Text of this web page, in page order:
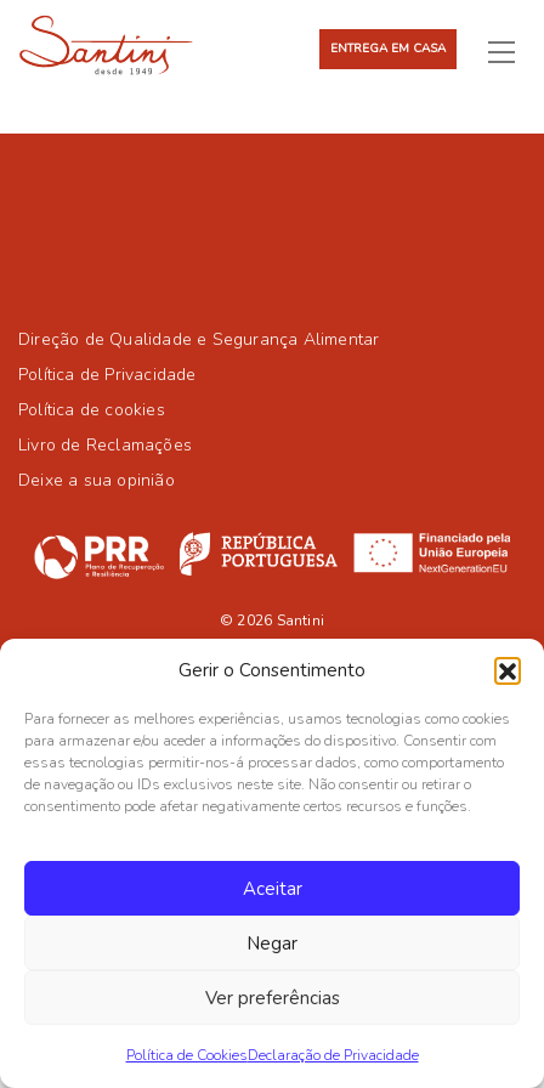
Gerir o Consentimento
Para fornecer as melhores experiências, usamos tecnologias como cookies
para armazenar e/ou aceder a informações do dispositivo. Consentir com
essas tecnologias permitir-nos-á processar dados, como comportamento
de navegação ou IDs exclusivos neste site. Não consentir ou retirar o
consentimento pode afetar negativamente certos recursos e funções.
Aceitar
Negar
Ver preferências
Política de CookiesDeclaração de Privacidade
ENTREGA EM CASA
Direção de Qualidade e Segurança Alimentar
Política de Privacidade
Política de cookies
Livro de Reclamações
Deixe a sua opinião
© 2026 Santini